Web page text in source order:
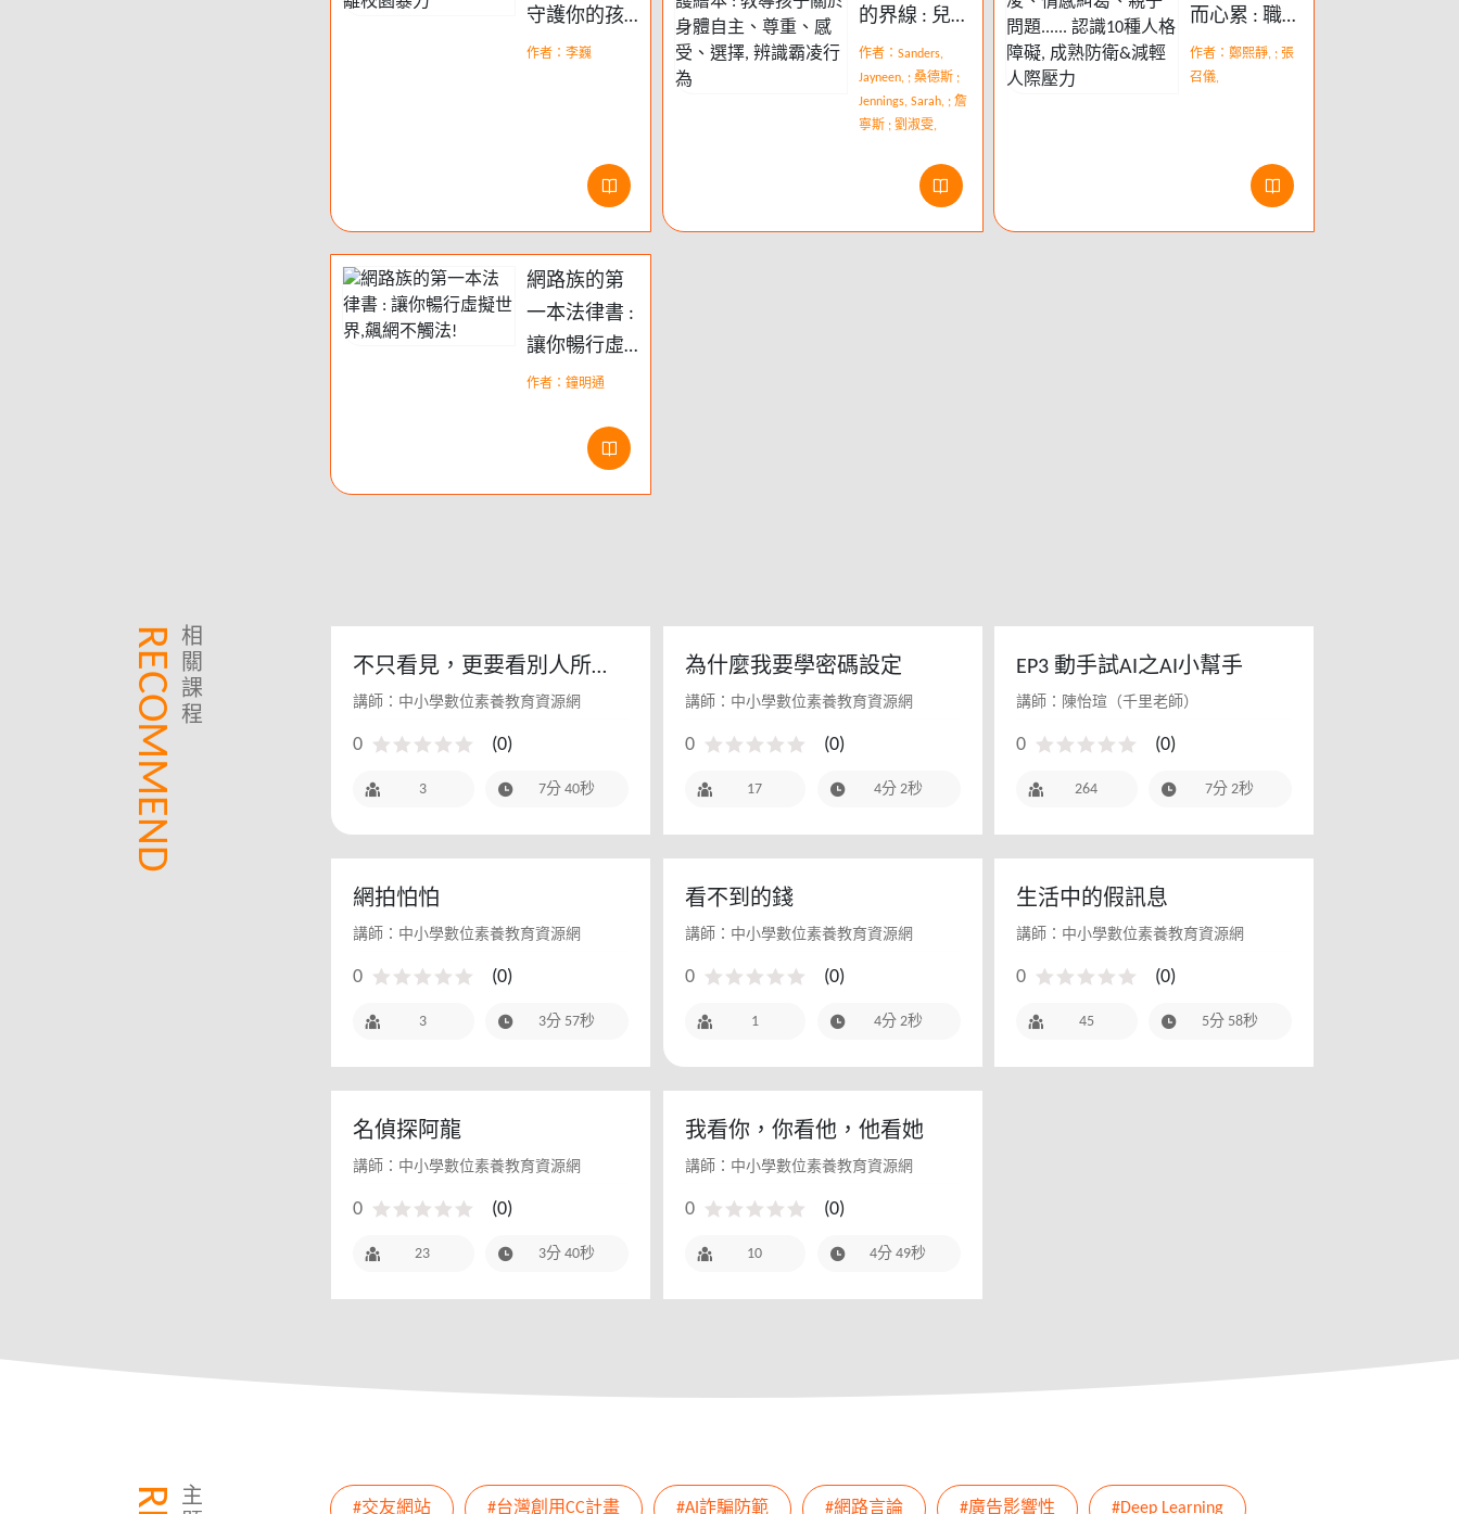
守護你的孩
子遠離校園
作者：李巍
的界線 : 兒童
自我保護繪
本 : 教導孩子
關於身體自
感受、選擇,
辨識霸凌行
作者：Sanders,
Jayneen, ; 桑德斯 ;
Jennings, Sarah, ; 詹
寧斯 ; 劉淑雯,
而心累 : 職場
霸凌、情感
糾葛、親子
障礙, 成熟防
衛&減輕人際
作者：鄭熙靜, ; 張
召儀,
網路族的第
一本法律書 :
讓你暢行虛
擬世界,飆網
作者：鐘明通
RECOMMEND
相
關
課
程
不只看見，更要看別人所
見！
講師：中小學數位素養教育資源網
0 (0)
3 7分 40秒
為什麼我要學密碼設定
講師：中小學數位素養教育資源網
0 (0)
17 4分 2秒
EP3 動手試AI之AI小幫手
講師：陳怡瑄（千里老師）
0 (0)
264 7分 2秒
網拍怕怕
講師：中小學數位素養教育資源網
0 (0)
3 3分 57秒
看不到的錢
講師：中小學數位素養教育資源網
0 (0)
1 4分 2秒
生活中的假訊息
講師：中小學數位素養教育資源網
0 (0)
45 5分 58秒
名偵探阿龍
講師：中小學數位素養教育資源網
0 (0)
23 3分 40秒
我看你，你看他，他看她
講師：中小學數位素養教育資源網
0 (0)
10 4分 49秒
主
#交友網站 #台灣創用CC計畫 #AI詐騙防範 #網路言論 #廣告影響性 #Deep Learning